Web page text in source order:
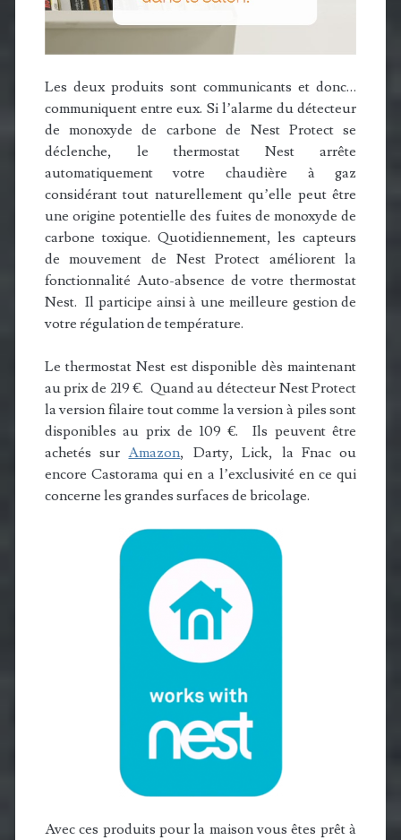
Les deux produits sont communicants et donc…
communiquent entre eux. Si l’alarme du détecteur
de monoxyde de carbone de Nest Protect se
déclenche, le thermostat Nest arrête
automatiquement votre chaudière à gaz
considérant tout naturellement qu’elle peut être
une origine potentielle des fuites de monoxyde de
carbone toxique. Quotidiennement, les capteurs
de mouvement de Nest Protect améliorent la
fonctionnalité Auto-absence de votre thermostat
Nest. Il participe ainsi à une meilleure gestion de
votre régulation de température.
Le thermostat Nest est disponible dès maintenant
au prix de 219 €. Quand au détecteur Nest Protect
la version filaire tout comme la version à piles sont
disponibles au prix de 109 €. Ils peuvent être
achetés surAmazon, Darty, Lick, la Fnac ou
encore Castorama qui en a l’exclusivité en ce qui
concerne les grandes surfaces de bricolage.
Avec ces produits pour la maison vous êtes prêt à